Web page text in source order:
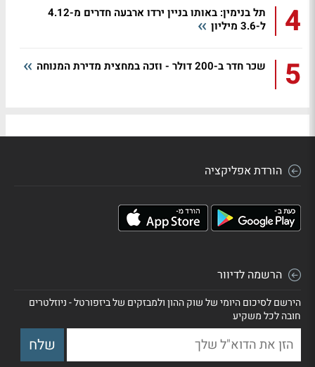
4
תל בנימין: באותו בניין ירדו ארבעה חדרים מ-4.12
ל-3.6 מיליון
5 שכר חדר ב-200 דולר - וזכה במחצית מדירת המנוחה
הורדת אפליקציה
הרשמה לדיוור
הירשם לסיכום היומי של שוק ההון ולמבזקים של ביזפורטל - ניוזלטרים
חובה לכל משקיע